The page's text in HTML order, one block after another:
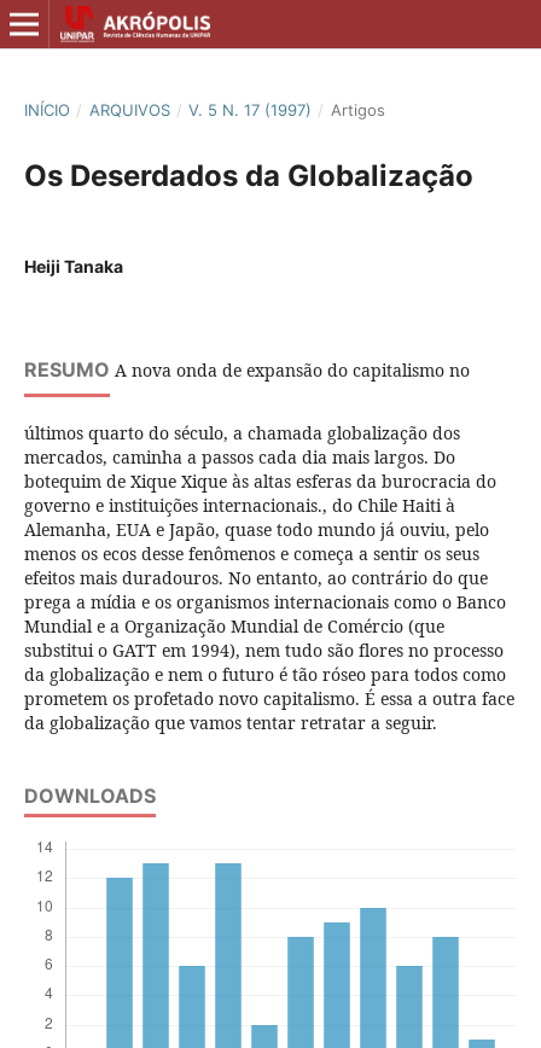
INÍCIO / ARQUIVOS / V. 5 N. 17 (1997) / Artigos
Os Deserdados da Globalização
Heiji Tanaka
RESUMO A nova onda de expansão do capitalismo no
últimos quarto do século, a chamada globalização dos
mercados, caminha a passos cada dia mais largos. Do
botequim de Xique Xique às altas esferas da burocracia do
governo e instituições internacionais., do Chile Haiti à
Alemanha, EUA e Japão, quase todo mundo já ouviu, pelo
menos os ecos desse fenômenos e começa a sentir os seus
efeitos mais duradouros. No entanto, ao contrário do que
prega a mídia e os organismos internacionais como o Banco
Mundial e a Organização Mundial de Comércio (que
substitui o GATT em 1994), nem tudo são flores no processo
da globalização e nem o futuro é tão róseo para todos como
prometem os profetado novo capitalismo. É essa a outra face
da globalização que vamos tentar retratar a seguir.
DOWNLOADS